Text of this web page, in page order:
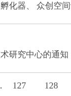
化器、 众创空
研究中心的通知
127 128